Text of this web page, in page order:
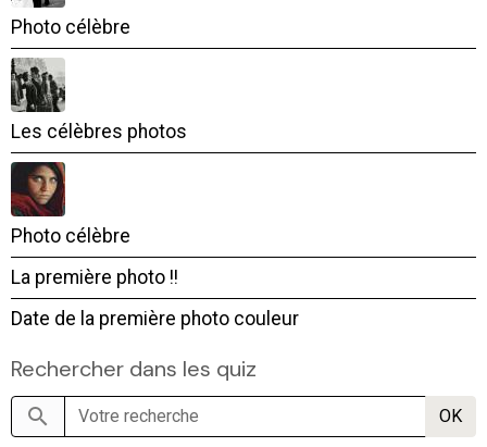
Photo célèbre
Les célèbres photos
Photo célèbre
La première photo !!
Date de la première photo couleur
Rechercher dans les quiz
OK